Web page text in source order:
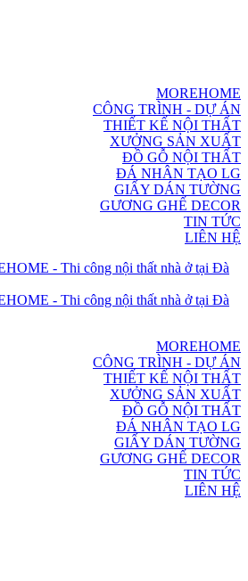
MOREHOME
CÔNG TRÌNH - DỰ ÁN
THIẾT KẾ NỘI THẤT
XƯỞNG SẢN XUẤT
ĐỒ GỖ NỘI THẤT
ĐÁ NHÂN TẠO LG
GIẤY DÁN TƯỜNG
GƯƠNG GHẾ DECOR
TIN TỨC
LIÊN HỆ
MOREHOME
CÔNG TRÌNH - DỰ ÁN
THIẾT KẾ NỘI THẤT
XƯỞNG SẢN XUẤT
ĐỒ GỖ NỘI THẤT
ĐÁ NHÂN TẠO LG
GIẤY DÁN TƯỜNG
GƯƠNG GHẾ DECOR
TIN TỨC
LIÊN HỆ